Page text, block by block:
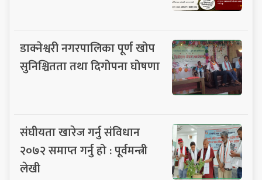
डाक्नेश्वरी नगरपालिका पूर्ण खोप
सुनिश्चितता तथा दिगोपना घोषणा
संघीयता खारेज गर्नु संविधान
२०७२ समाप्त गर्नु हो : पूर्वमन्त्री
लेखी